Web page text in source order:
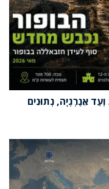
וְעַד אֵנֶרְגְיָה, נְתוּנִים